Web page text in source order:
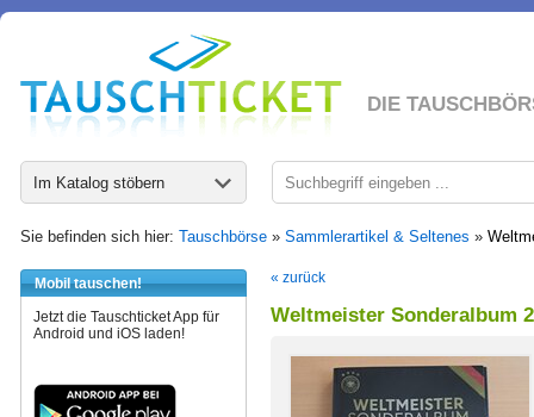
DIE
Im Katalog stöbern
Sie befinden sich hier: Tauschbörse » Sammlerartikel & Seltenes »
Mobil tauschen!
Jetzt die Tauschticket App für
Android und iOS laden!
« zurück
Weltmeister Sonderalbum